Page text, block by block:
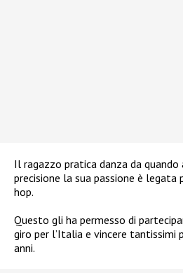
Il ragazzo pratica danza da quando
precisione la sua passione è legata
hop.
Questo gli ha permesso di
giro per l’Italia e vincere tantissimi
anni.